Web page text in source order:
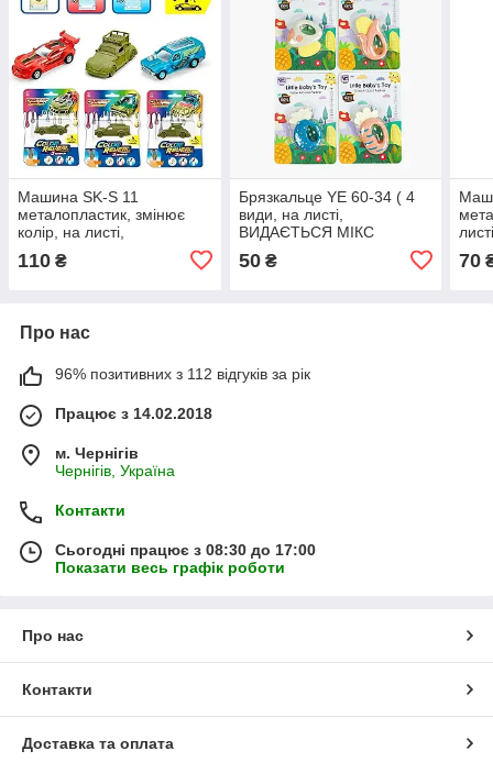
Машина SK-S 11
металопластик, змінює
колір, на листі,
ВИДАЄТЬСЯ ТІЛЬКИ МІКС
ВИДІВ
110 ₴
Брязкальце YE 60-34 ( 4
види, на листі,
ВИДАЄТЬСЯ МІКС
50₴ 70
Про нас
96% позитивних з 112 відгуків за рік
Працює з 14.02.2018
м. Чернігів
Чернігів, Україна
Контакти
Сьогодні працює з 08:30 до 17:00
Показати весь графік роботи
Про нас
Контакти
Доставка та оплата